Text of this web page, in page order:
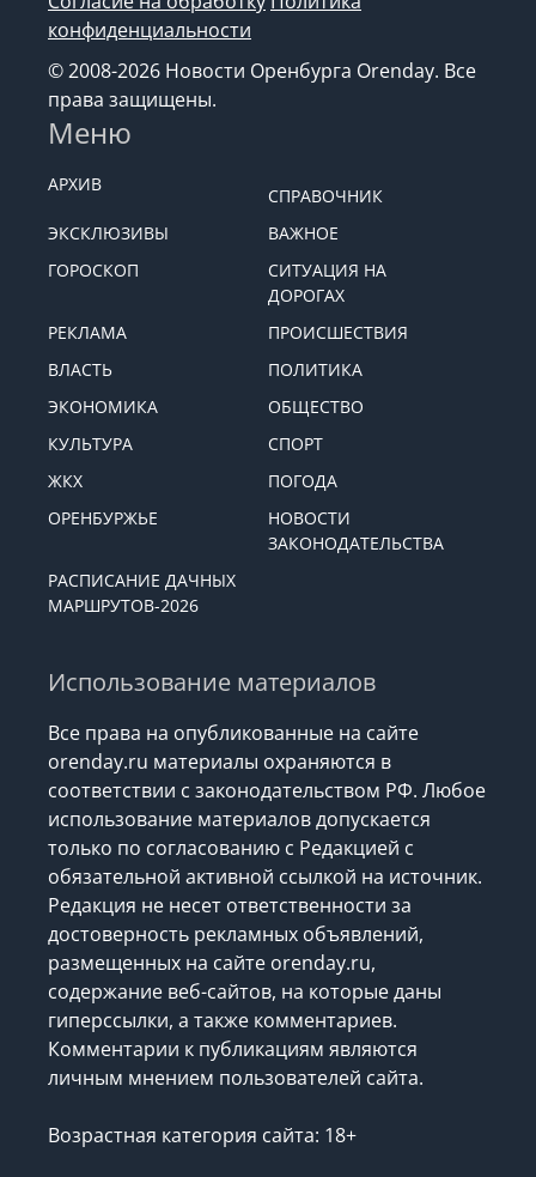
конфиденциальности
© 2008-2026 Новости Оренбурга Orenday. Все
права защищены.
Меню
АРХИВ
СПРАВОЧНИК
ЭКСКЛЮЗИВЫ
ВАЖНОЕ
ГОРОСКОП
СИТУАЦИЯ НА
ДОРОГАХ
РЕКЛАМА
ПРОИСШЕСТВИЯ
ВЛАСТЬ
ПОЛИТИКА
ЭКОНОМИКА
ОБЩЕСТВО
КУЛЬТУРА
СПОРТ
ЖКХ
ПОГОДА
ОРЕНБУРЖЬЕ
НОВОСТИ
ЗАКОНОДАТЕЛЬСТВА
РАСПИСАНИЕ ДАЧНЫХ
МАРШРУТОВ-2026
Использование материалов
Все права на опубликованные на сайте
orenday.ru материалы охраняются в
соответствии с законодательством РФ. Любое
использование материалов допускается
только по согласованию с Редакцией с
обязательной активной ссылкой на источник.
Редакция не несет ответственности за
достоверность рекламных объявлений,
размещенных на сайте orenday.ru,
содержание веб-сайтов, на которые даны
гиперссылки, а также комментариев.
Комментарии к публикациям являются
личным мнением пользователей сайта.
Возрастная категория сайта: 18+